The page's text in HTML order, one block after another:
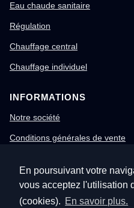
En poursuivant votre
vous acceptez l'utilisation
(cookies). En savoir plus.
Eau chaude sanitaire
Régulation
Chauffage central
Chauffage individuel
INFORMATIONS
Notre société
Conditions générales de vente
Gestion des cookies
Confidentialité & RGPD